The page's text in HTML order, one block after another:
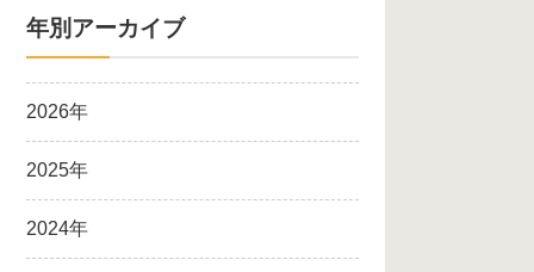
年別アーカイブ
2026年
2025年
2024年